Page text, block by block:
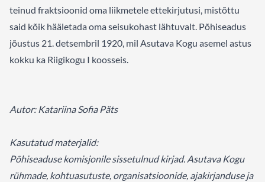
teinud fraktsioonid oma liikmetele ettekirjutusi, mistõttu
said kõik hääletada oma seisukohast lähtuvalt. Põhiseadus
jõustus 21. detsembril 1920, mil Asutava Kogu asemel astus
kokku ka Riigikogu I koosseis.
Autor: Katariina Sofia Päts
Kasutatud materjalid:
Põhiseaduse komisjonile sissetulnud kirjad. Asutava Kogu
rühmade, kohtuasutuste, organisatsioonide, ajakirjanduse ja